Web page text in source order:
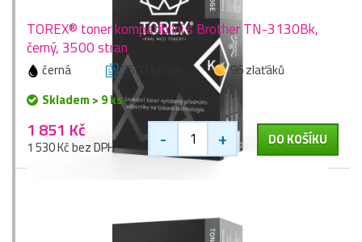
TOREX® toner kompatibilní s Brother TN-3130Bk,
černý, 3500 stran
černá 3500 stran
96 zlaťáků
Skladem > 9 ks
1 851 Kč
1 530 Kč bez DPH - + DO KOŠÍKU